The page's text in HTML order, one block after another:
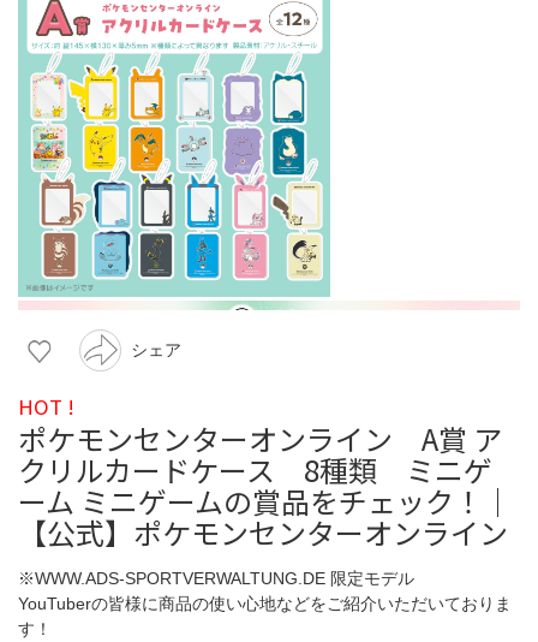
シェア
HOT !
ポケモンセンターオンライン A賞 ア
クリルカードケース 8種類 ミニゲ
ーム ミニゲームの賞品をチェック！｜
【公式】ポケモンセンターオンライン
※WWW.ADS-SPORTVERWALTUNG.DE 限定モデル
YouTuberの皆様に商品の使い心地などをご紹介いただいておりま
す！